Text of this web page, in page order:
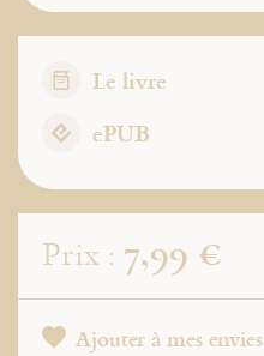
Le livre
ePUB
Prix : 7,99 €
Ajouter à mes envies